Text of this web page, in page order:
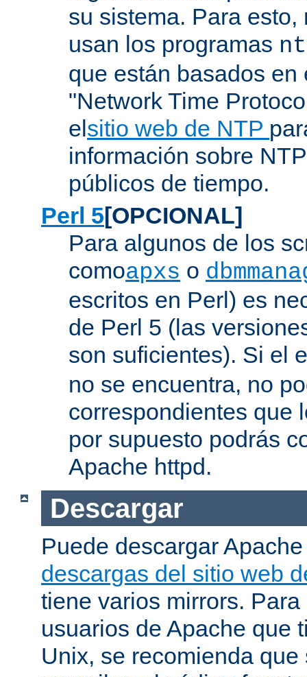
su sistema. Para esto,
usan los programas
que están basados en
"Network Time
elsitio web de NTP
información sobre
públicos de tiempo.
Perl 5[OPCIONAL]
Para algunos de los
comoapxs o
escritos en Perl) es
de Perl 5 (las
son suficientes). Si el
no se encuentra, no
correspondientes que
por supuesto podrás
Apache httpd.
Descargar
Puede descargar
descargas del sitio web
tiene varios mirrors.
usuarios de Apache que
Unix, se recomienda